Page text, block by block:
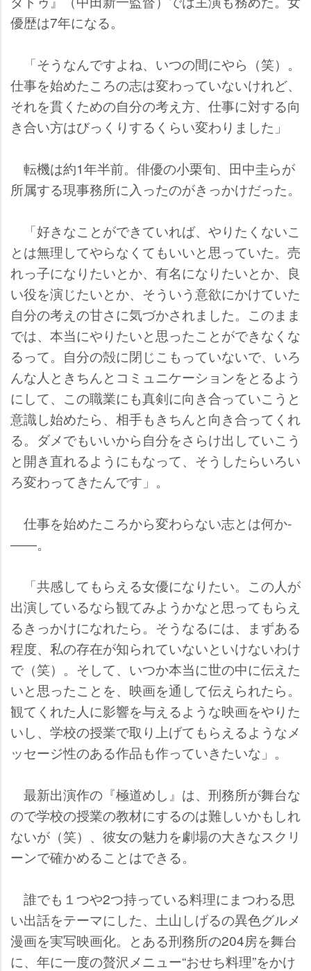
優歴は7年になる。
「そうなんですよね、いつの間にやら（笑）。
仕事を始めたころの志は変わっていないけれど、
それを貫くための自分の考え方、仕事に対する向
き合い方はびっくりするくらい変わりました」
転機は約1年半前。俳優の小栗旬、田中圭らが
所属する現事務所に入ったのがきっかけだった。
「好きなことができていれば、やりたくないこ
とは無理してやらなくてもいいと思っていた。売
れっ子になりたいとか、有名になりたいとか、良
い役を演じたいとか、そういう意欲にかけていた
自分の考えの甘さに気づかされました。このまま
では、本当にやりたいと思ったことができなくな
るって。自分の殻に閉じこもっていないで、いろ
んな人ときちんとコミュニケーションをとるよう
にして、この職業にも真剣に向き合っていこうと
意識し始めたら、相手もきちんと向き合ってくれ
る。ダメでもいいから自分をさらけ出していこう
と開き直れるようにもなって、そうしたらいろい
ろ変わってきたんです」。
仕事を始めたころから変わらない志とは何か-
――。
「共感してもらえる女優になりたい。この人が
出演しているなら観てみようかなと思ってもらえ
るきっかけになれたら。そうなるには、まずある
程度、私の存在が知られていないといけないわけ
で（笑）。そして、いつか本当に世の中に伝えた
いと思ったことを、映画を通して伝えられたら。
観てくれた人に影響を与えるような映画をやりた
いし、学校の授業で取り上げてもらえるようなメ
ッセージ性のある作品も作っていきたいな」。
最新出演作の『極道めし』は、刑務所が舞台な
ので学校の授業の教材にするのは難しいかもしれ
ないが（笑）、彼女の魅力を劇場の大きなスクリ
ーンで確かめることはできる。
誰でも１つや2つ持っている料理にまつわる思
い出話をテーマにした、土山しげるの異色グルメ
漫画を実写映画化。とある刑務所の204房を舞台
に、年に一度の贅沢メニュー“おせち料理”をかけ